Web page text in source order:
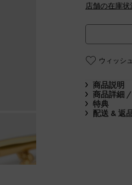
店舗の在庫
ウィッシ
商品説明
商品詳細
特典
配送 & 返